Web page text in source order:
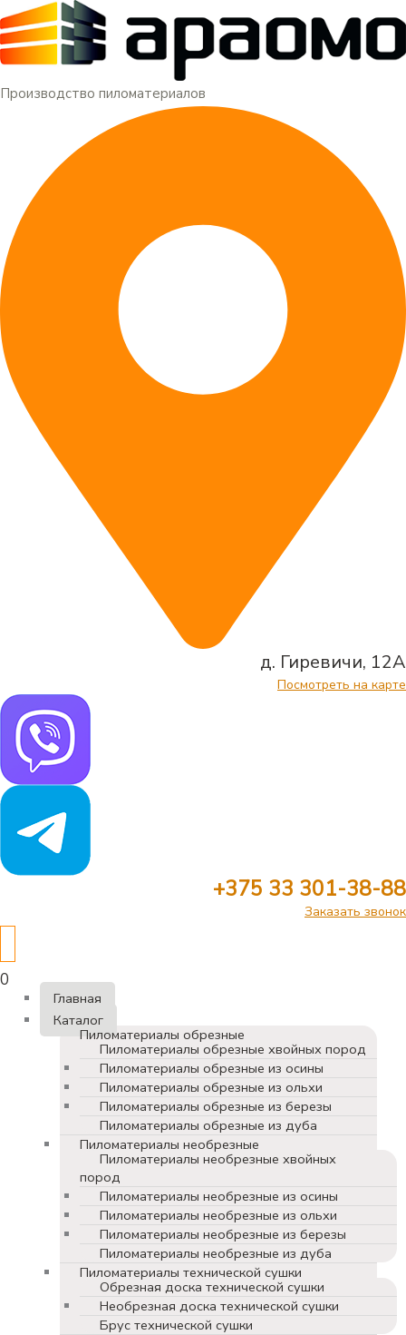
Производство пиломатериалов
д. Гиревичи, 12А
Посмотреть на карте
+375 33 301-38-88
Заказать звонок
0
Меню
Главная
Каталог
Пиломатериалы обрезные
Пиломатериалы обрезные хвойных пород
Пиломатериалы обрезные из осины
Пиломатериалы обрезные из ольхи
Пиломатериалы обрезные из березы
Пиломатериалы обрезные из дуба
Пиломатериалы необрезные
Пиломатериалы необрезные хвойных
пород
Пиломатериалы необрезные из осины
Пиломатериалы необрезные из ольхи
Пиломатериалы необрезные из березы
Пиломатериалы необрезные из дуба
Пиломатериалы технической сушки
Обрезная доска технической сушки
Необрезная доска технической сушки
Брус технической сушки
Перейти
к
содержимому